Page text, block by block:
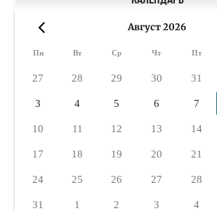
Август 2026
Пн Вт Ср Чт Пт
27 28 29 30 31
3 4 5 6 7
10 11 12 13 14
17 18 19 20 21
24 25 26 27 28
31 1 2 3 4